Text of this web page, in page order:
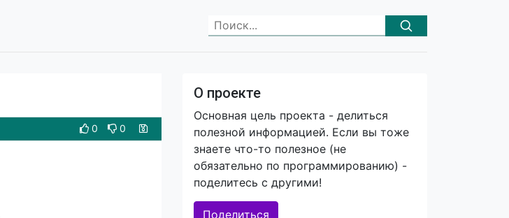
0 0
О проекте
Основная цель проекта - делиться
полезной информацией. Если вы тоже
знаете что-то полезное (не
обязательно по программированию) -
поделитесь с другими!
Поделиться